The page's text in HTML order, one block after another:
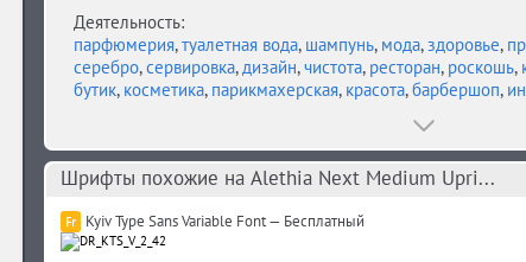
Деятельность:
парфюмерия,туалетная вода, шампунь, мода,здоровье,
серебро,сервировка,дизайн,чистота, ресторан, роскошь,
бутик, косметика, парикмахерская, красота,барбершоп,
Шрифты похожие на Alethia Next Medium Upri...
Kyiv Type Sans Variable Font — Бесплатный